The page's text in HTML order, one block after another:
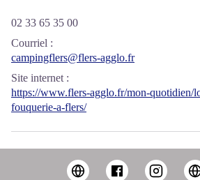
02 33 65 35 00
Courriel :
campingflers@flers-agglo.fr
Site internet :
https://www.flers-agglo.fr/mon-quotidien/
fouquerie-a-flers/